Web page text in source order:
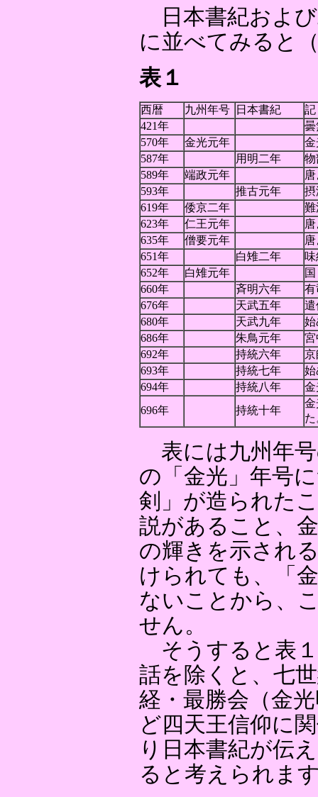
日本書紀およ
に並べてみると
表１
西暦 九州年号 日本書紀
421年
曇
570年
金光元年
金
587年
用明二年
物
589年
端政元年
593年
推古元年
摂
619年
倭京二年
難
623年
仁王元年
635年
僧要元年
651年
白雉二年
652年
白雉元年
660年
斉明六年
有
676年
天武五年
遣
680年
天武九年
始
686年
朱鳥元年
宮
692年
持統六年
京
693年
持統七年
始
694年
持統八年
金
696年
持統十年
金
表には九州年
の「金光」年号
剣」が造られた
説があること、
の輝きを示され
けられても、「
ないことから、
せん。
そうすると表
話を除くと、七
経・最勝会（金
ど四天王信仰に
り日本書紀が伝
ると考えられま